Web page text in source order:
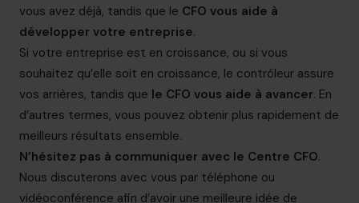
vous avez déjà, tandis que le CFO vous aide à
développer votre entreprise.
Si votre entreprise est en croissance, ou si vous
souhaitez qu’elle soit en croissance, le contrôleur assure
vos arrières, tandis que le CFO vous aide à avancer. En
d’autres termes, vous pouvez obtenir plus rapidement de
meilleurs résultats ensemble.
N’hésitez pas à communiquer avec le Centre CFO.
Nous discuterons avec vous par téléphone ou
vidéoconférence afin d’avoir une meilleure idée de